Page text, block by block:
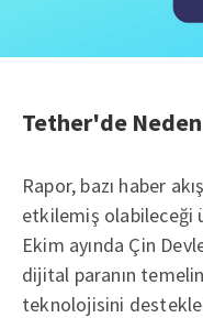
Tether'de
Rapor, bazı haber
etkilemiş olabileceği
Ekim ayında Çin
dijital paranın
teknolojisini